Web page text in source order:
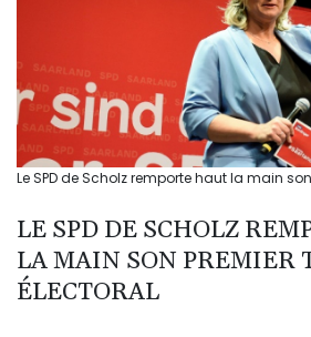
Le SPD de Scholz remporte haut la main
LE SPD DE SCHOLZ
LA MAIN SON PREMIER
ÉLECTORAL